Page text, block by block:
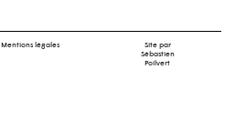
Mentions légales
Site par
Sébastien
Poilvert